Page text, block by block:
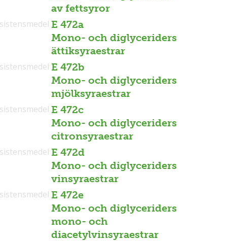
av fettsyror
E 472a
Mono- och diglyceriders
ättiksyraestrar
E 472b
Mono- och diglyceriders
mjölksyraestrar
E 472c
Mono- och diglyceriders
citronsyraestrar
E 472d
Mono- och diglyceriders
vinsyraestrar
E 472e
Mono- och diglyceriders
mono- och
diacetylvinsyraestrar